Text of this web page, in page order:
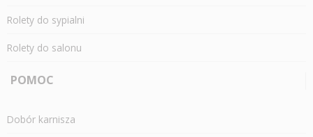
Rolety do sypialni
Rolety do salonu
POMOC
Dobór karnisza